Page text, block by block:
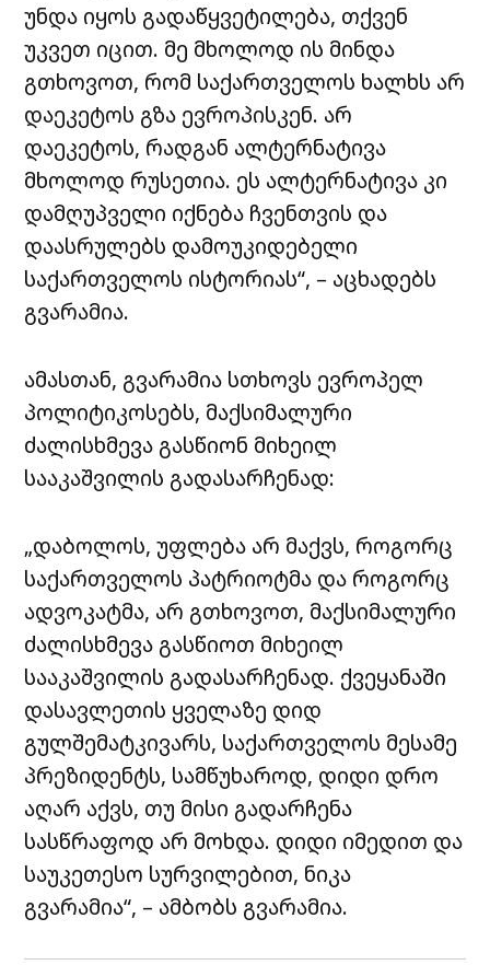
უნდა იყოს გადაწყვეტილება, თქვენ
უკვეთ იცით. მე მხოლოდ ის მინდა
გთხოვოთ, რომ საქართველოს ხალხს არ
დაეკეტოს გზა ევროპისკენ. არ
დაეკეტოს, რადგან ალტერნატივა
მხოლოდ რუსეთია. ეს ალტერნატივა კი
დამღუპველი იქნება ჩვენთვის და
დაასრულებს დამოუკიდებელი
საქართველოს ისტორიას“, – აცხადებს
გვარამია.
ამასთან, გვარამია სთხოვს ევროპელ
პოლიტიკოსებს, მაქსიმალური
ძალისხმევა გასწიონ მიხეილ
სააკაშვილის გადასარჩენად:
„დაბოლოს, უფლება არ მაქვს, როგორც
საქართველოს პატრიოტმა და როგორც
ადვოკატმა, არ გთხოვოთ, მაქსიმალური
ძალისხმევა გასწიოთ მიხეილ
სააკაშვილის გადასარჩენად. ქვეყანაში
დასავლეთის ყველაზე დიდ
გულშემატკივარს, საქართველოს მესამე
პრეზიდენტს, სამწუხაროდ, დიდი დრო
აღარ აქვს, თუ მისი გადარჩენა
სასწრაფოდ არ მოხდა. დიდი იმედით და
საუკეთესო სურვილებით, ნიკა
გვარამია“, – ამბობს გვარამია.